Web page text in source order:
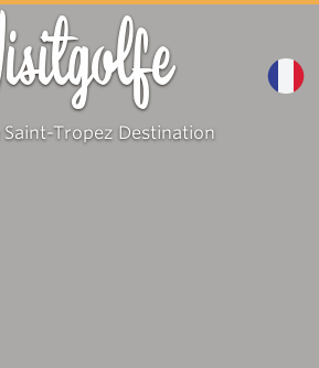
Saint-Tropez Destination